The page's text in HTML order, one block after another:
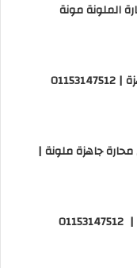
الملونة مونة
جاهزة ملونة |